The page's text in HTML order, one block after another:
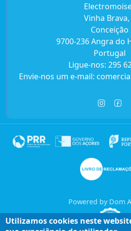
Vinha Brava,
Conceição
9700-236 Angra do
Portugal
Ligue-nos: 295
Envie-nos um e-mail:
Powered by Dom
Utilizamos cookies neste